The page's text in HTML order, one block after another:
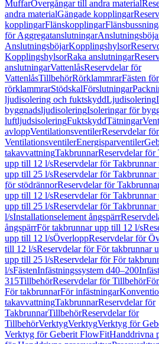
MuffarÖvergångar till andra material
andra materialGängade kopplingar
kopplingarFlänskopplingar
för Aggregatanslutningar
AnslutningsböjarKopplingshylsor
KopplingshylsorRaka anslutningar
anslutningarVattenlåsReservdelar för
VattenlåsTillbehörRörklammrarFästen för
rörklammrarStödskalFörslutningar
ljudisolering och fuktskyddLjudisolering
byggnadsljudisoleringIsoleringar för
luftljudsisoleringFuktskyddTätningar
avloppVentilationsventilerReservdelar för
VentilationsventilerEnergisparventiler
takavvattningTakbrunnarReservdelar för
upp till 12 l/sReservdelar för
upp till 25 l/sReservdelar för
för stödrännorReservdelar för
upp till 12 l/sReservdelar för
upp till 25 l/sReservdelar för
l/sInstallationselement ångspärr
ångspärrFör takbrunnar upp till 12 l/s
upp till 12 l/sÖverloppReservdelar för
till 12 l/sReservdelar för För takbrunnar
upp till 25 l/sReservdelar för För
l/sFästenInfästningssystem d40–200
315TillbehörReservdelar för Tillbehör
För takbrunnarFör infästningar
takavvattningTakbrunnarReservdelar för
TakbrunnarTillbehörReservdelar för
TillbehörVerktygVerktygVerktyg för
Verktyg för Geberit FlowFitHanddrivna